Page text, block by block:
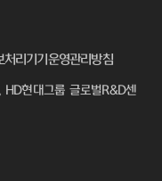
처리기기운영관리방침
현대그룹 글로벌R&D센